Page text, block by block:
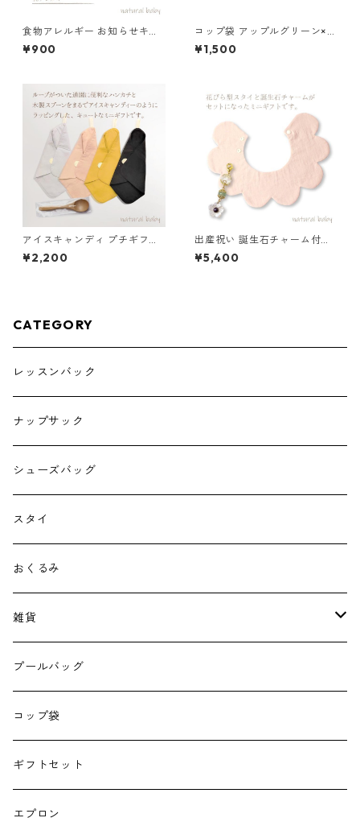
食物アレルギー お知らせキー
ホルダー 乳 85-00001-1
¥900
コップ袋 アップルグリーン×ス
トライプ 85-72895-1
¥1,500
アイスキャンディ プチギフト
ダーク
¥2,200
出産祝い 誕生石チャーム付き
花びらスタイ グレーチェック×
アイボリー
¥5,400
CATEGORY
レッスンバック
ナップサック
シューズバッグ
スタイ
おくるみ
雑貨
エコバッグ
巾着
授乳クッション
よだれカバー
プールバッグ
コップ袋
ギフトセット
エプロン